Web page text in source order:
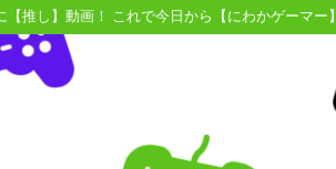
推し】動画！ これで今日から【にわかゲーマー】